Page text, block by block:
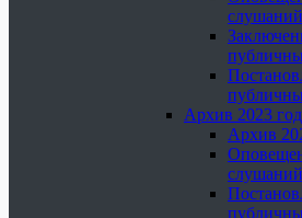
Архив 2023
Архив